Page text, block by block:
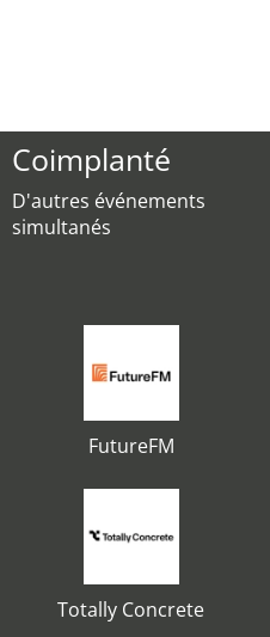
Coimplanté
D'autres événements
simultanés
FutureFM
Totally Concrete